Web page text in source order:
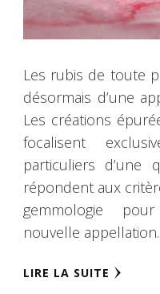
Les rubis de toute
désormais d’une
Les créations
focalisent
particuliers d’une
répondent aux
gemmologie
nouvelle appellation.
LIRE LA SUITE